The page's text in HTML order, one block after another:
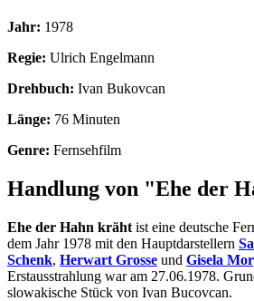
Jahr: 1978
Regie: Ulrich Engelmann
Drehbuch: Ivan Bukovcan
Länge: 76 Minuten
Genre: Fernsehfilm
Handlung von "Ehe der
Ehe der Hahn kräht ist eine deutsche
dem Jahr 1978 mit den Hauptdarstellern
Schenk, Herwart Grosse und Gisela
Erstausstrahlung war am 27.06.1978.
slowakische Stück von Ivan Bucovcan.